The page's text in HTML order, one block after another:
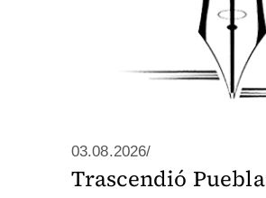
03.08.2026/
Trascendió Puebla